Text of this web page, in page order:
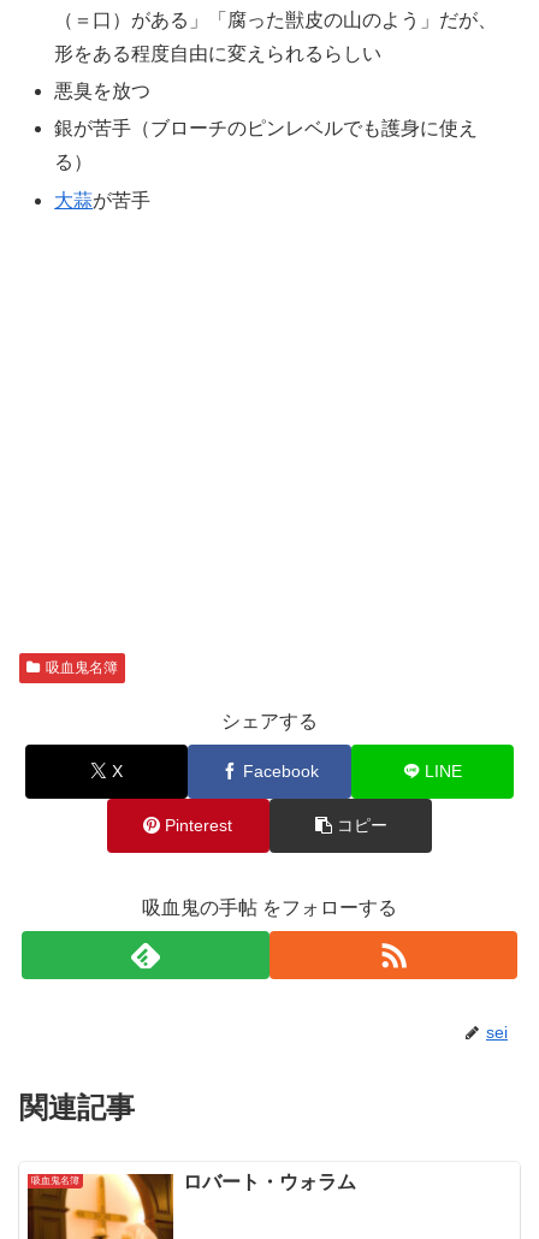
（＝口）がある」「腐った獣皮の山のよう」だが、
形をある程度自由に変えられるらしい
悪臭を放つ
銀が苦手（ブローチのピンレベルでも護身に使え
る）
大蒜が苦手
吸血鬼名簿
シェアする
X Facebook LINE
Pinterest コピー
吸血鬼の手帖 をフォローする
sei
関連記事
吸血鬼名簿 ロバート・ウォラム